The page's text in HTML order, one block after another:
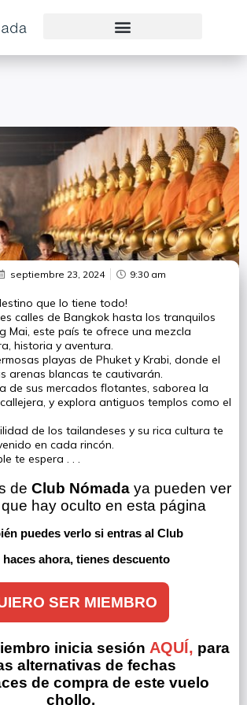
septiembre 23, 2024 9:30 am
que lo tiene todo!
calles de Bangkok hasta los tranquilos
Mai, este país te ofrece una mezcla
historia y aventura.
playas de Phuket y Krabi, donde el
arenas blancas te cautivarán.
de sus mercados flotantes, saborea la
y explora antiguos templos como el
de los tailandeses y su rica cultura te
en cada rincón.
te espera . . .
de Club Nómada ya pueden ver
hay oculto en esta página
puedes verlo si entras al Club
haces ahora, tienes descuento
SER MIEMBRO
inicia sesión AQUÍ, para
alternativas de fechas
de compra de este vuelo
chollo.